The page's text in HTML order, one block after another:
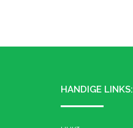
HANDIGE LINKS: